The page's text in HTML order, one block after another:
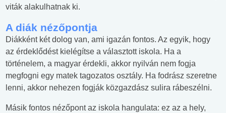
viták alakulhatnak ki.
A diák nézőpontja
Diákként két dolog van, ami igazán fontos. Az egyik, hogy
az érdeklődést kielégítse a választott iskola. Ha a
történelem, a magyar érdekli, akkor nyilván nem fogja
megfogni egy matek tagozatos osztály. Ha fodrász szeretne
lenni, akkor nehezen fogják közgazdász sulira rábeszélni.
Másik fontos nézőpont az iskola hangulata: ez az a hely,